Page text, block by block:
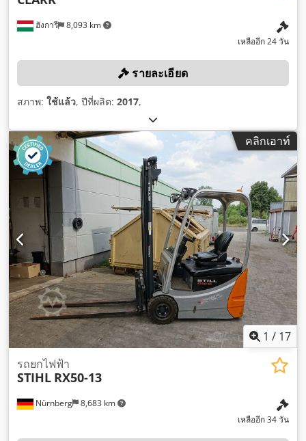
ฮังการี 8,093 km
เหลืออีก 24 วัน
รายละเอียด
สภาพ: ใช้แล้ว, ปีที่ผลิต: 2017,
คลิกเอาท์
1 / 17
Nürnberg 8,683 km
รถยกไฟฟ้า
STIHL RX50-13
เหลืออีก 34 วัน